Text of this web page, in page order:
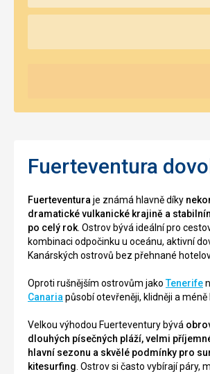
Fuerteventura
Fuerteventura je známá hlavně díky
dramatické vulkanické krajině a
po celý rok . Ostrov bývá ideální pro
kombinaci odpočinku u oceánu, aktivní
Kanárských ostrovů bez přehnané
Oproti rušnějším ostrovům jakoTenerife
Canaria působí otevřeněji, klidněji a méně
Velkou výhodou Fuerteventury bývá
dlouhých písečných pláží, velmi
hlavní sezonu a skvělé podmínky pro
kitesurfing . Ostrov si často vybírají páry,